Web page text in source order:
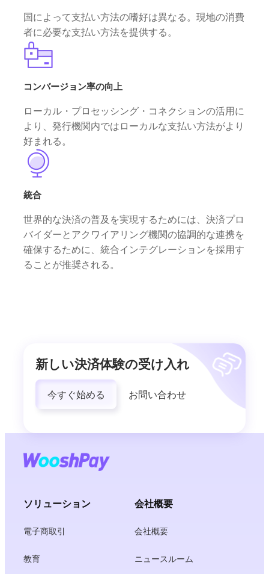
国によって支払い方法の嗜好は異なる。現地の消費
者に必要な支払い方法を提供する。
コンバージョン率の向上
ローカル・プロセッシング・コネクションの活用に
より、発行機関内ではローカルな支払い方法がより
好まれる。
統合
世界的な決済の普及を実現するためには、決済プロ
バイダーとアクワイアリング機関の協調的な連携を
確保するために、統合インテグレーションを採用す
ることが推奨される。
新しい決済体験の受け入れ
今すぐ始める お問い合わせ
ソリューション
電子商取引
教育
会社概要
会社概要
ニュースルーム